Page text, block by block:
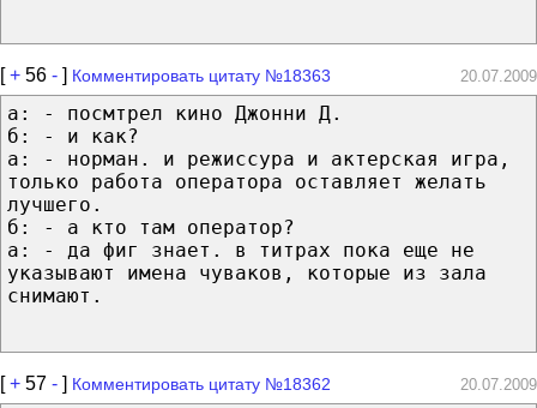
[+ 56 - ] Комментировать цитату №18363 20.07.2009
а: - посмтрел кино Джонни Д.
б: - и как?
а: - норман. и режиссура и актерская игра,
только работа оператора оставляет желать
лучшего.
б: - а кто там оператор?
а: - да фиг знает. в титрах пока еще не
указывают имена чуваков, которые из зала
снимают.
[+ 57 - ] Комментировать цитату №18362 20.07.2009